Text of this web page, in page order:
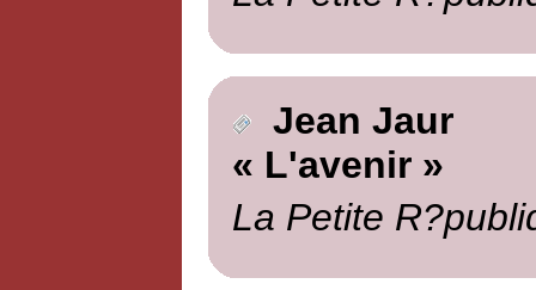
Jean Jaur
« L'avenir »
La Petite